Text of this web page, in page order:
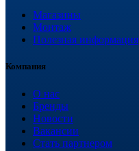
Магазины
Монтаж
Полезная информация
Компания
О нас
Бренды
Новости
Вакансии
Стать партнером